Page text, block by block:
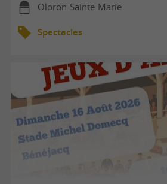
Oloron-Sainte-Marie
Spectacles